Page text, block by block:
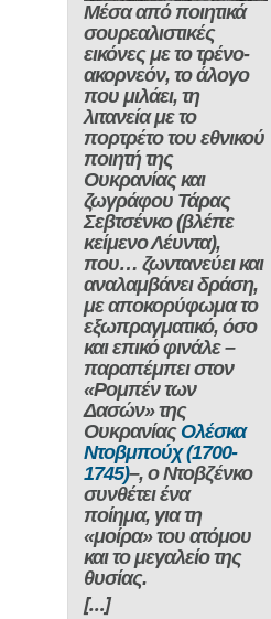
Μέσα από ποιητικά
σουρεαλιστικές
εικόνεςμε το τρένο-
ακορνεόν, το άλογο
που μιλάει, τη
λιτανεία με το
πορτρέτο του εθνικού
ποιητή της
Ουκρανίας και
ζωγράφου Τάρας
Σεβτσένκο(βλέπε
κείμενο Λέυντα),
που… ζωντανεύει και
αναλαμβάνει δράση,
με αποκορύφωμα το
εξωπραγματικό, όσο
και επικό φινάλε –
παραπέμπειστον
«Ρομπέν των
Δασών» της
Ουκρανίας Ολέσκα
Ντοβμπούχ (1700-
1745)–, οΝτοβζένκο
συνθέτει ένα
ποίημα, για τη
«μοίρα» του ατόμου
και το μεγαλείο της
θυσίας.
[…]